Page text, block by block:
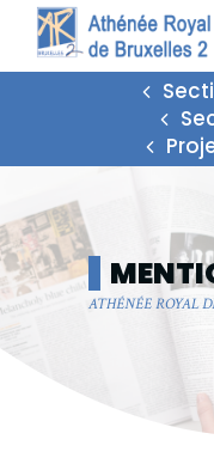
ATHÉNÉE ROYAL